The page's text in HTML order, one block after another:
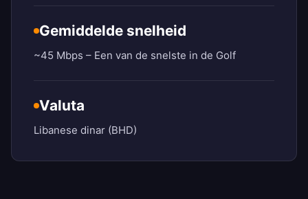
Gemiddelde snelheid
~45 Mbps – Een van de snelste in de Golf
Valuta
Libanese dinar (BHD)